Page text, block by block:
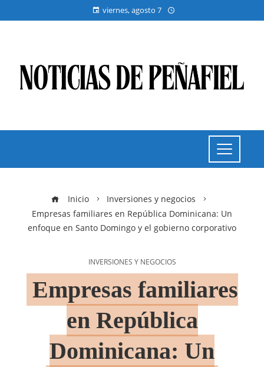
viernes, agosto 7
Inicio
Inversiones y negocios
Empresas familiares en República Dominicana: Un
enfoque en Santo Domingo y el gobierno corporativo
INVERSIONES Y NEGOCIOS
Empresas familiares
en República
Dominicana: Un